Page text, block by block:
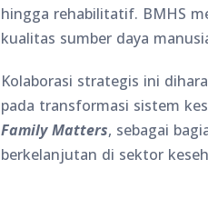
hingga rehabilitatif. BMHS
kualitas sumber daya
Kolaborasi strategis ini
pada transformasi sistem
Family Matters, sebagai
berkelanjutan di sektor